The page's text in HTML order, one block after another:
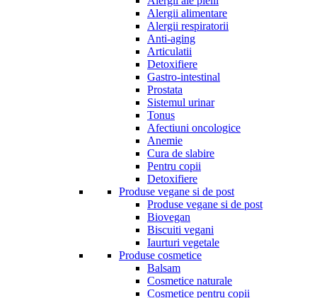
Alergii alimentare
Alergii respiratorii
Anti-aging
Articulatii
Detoxifiere
Gastro-intestinal
Prostata
Sistemul urinar
Tonus
Afectiuni oncologice
Anemie
Cura de slabire
Pentru copii
Detoxifiere
Produse vegane si de post
Produse vegane si de post
Biovegan
Biscuiti vegani
Iaurturi vegetale
Produse cosmetice
Balsam
Cosmetice naturale
Cosmetice pentru copii